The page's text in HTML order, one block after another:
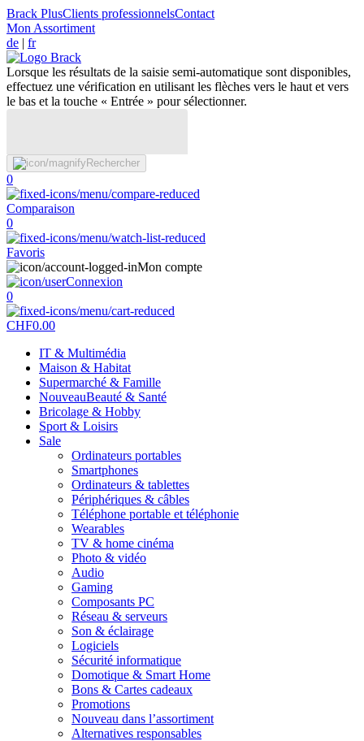
Brack PlusClients professionnelsContact
Mon Assortiment
de | fr
Lorsque les résultats de la saisie semi-automatique sont disponibles,
effectuez une vérification en utilisant les flèches vers le haut et vers
le bas et la touche « Entrée » pour sélectionner.
Rechercher
0
Comparaison
0
Favoris
Mon compte
Connexion
0
CHF0.00
IT & Multimédia
Maison & Habitat
Supermarché & Famille
NouveauBeauté & Santé
Bricolage & Hobby
Sport & Loisirs
Sale
Ordinateurs portables
Smartphones
Ordinateurs & tablettes
Périphériques & câbles
Téléphone portable et téléphonie
Wearables
TV & home cinéma
Photo & vidéo
Audio
Gaming
Composants PC
Réseau & serveurs
Son & éclairage
Logiciels
Sécurité informatique
Domotique & Smart Home
Bons & Cartes cadeaux
Promotions
Nouveau dans l’assortiment
Alternatives responsables